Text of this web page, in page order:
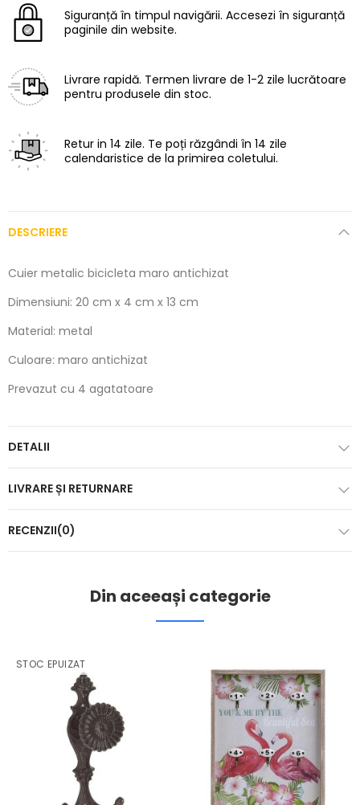
Siguranță în timpul navigării. Accesezi în siguranță
paginile din website.
Livrare rapidă. Termen livrare de 1-2 zile lucrătoare
pentru produsele din stoc.
Retur in 14 zile. Te poți răzgândi în 14 zile
calendaristice de la primirea coletului.
DESCRIERE
Cuier metalic bicicleta maro antichizat
Dimensiuni: 20 cm x 4 cm x 13 cm
Material: metal
Culoare: maro antichizat
Prevazut cu 4 agatatoare
DETALII
LIVRARE ȘI RETURNARE
RECENZII(0)
Din aceeași categorie
STOC EPUIZAT